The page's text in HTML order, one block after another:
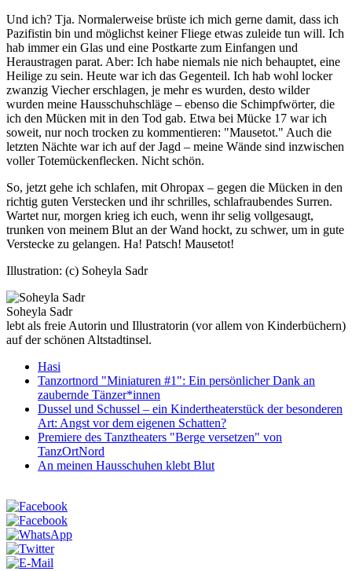
Und ich? Tja. Normalerweise brüste ich mich gerne damit, dass ich
Pazifistin bin und möglichst keiner Fliege etwas zuleide tun will. Ich
hab immer ein Glas und eine Postkarte zum Einfangen und
Heraustragen parat. Aber: Ich habe niemals nie nich behauptet, eine
Heilige zu sein. Heute war ich das Gegenteil. Ich hab wohl locker
zwanzig Viecher erschlagen, je mehr es wurden, desto wilder
wurden meine Hausschuhschläge – ebenso die Schimpfwörter, die
ich den Mücken mit in den Tod gab. Etwa bei Mücke 17 war ich
soweit, nur noch trocken zu kommentieren: "Mausetot." Auch die
letzten Nächte war ich auf der Jagd – meine Wände sind inzwischen
voller Totemückenflecken. Nicht schön.
So, jetzt gehe ich schlafen, mit Ohropax – gegen die Mücken in den
richtig guten Verstecken und ihr schrilles, schlafraubendes Surren.
Wartet nur, morgen krieg ich euch, wenn ihr selig vollgesaugt,
trunken von meinem Blut an der Wand hockt, zu schwer, um in gute
Verstecke zu gelangen. Ha! Patsch! Mausetot!
Illustration: (c) Soheyla Sadr
Soheyla Sadr
lebt als freie Autorin und Illustratorin (vor allem von Kinderbüchern)
auf der schönen Altstadtinsel.
Hasi
Tanzortnord "Miniaturen #1": Ein persönlicher Dank an
zaubernde Tänzer*innen
Dussel und Schussel – ein Kindertheaterstück der besonderen
Art: Angst vor dem eigenen Schatten?
Premiere des Tanztheaters "Berge versetzen" von
TanzOrtNord
An meinen Hausschuhen klebt Blut